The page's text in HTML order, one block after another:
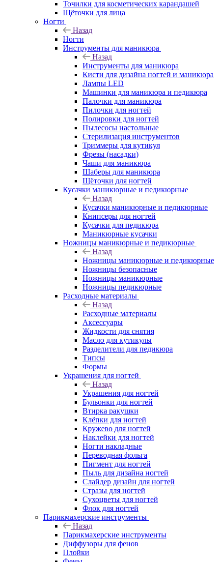
Точилки для косметических карандашей
Щёточки для лица
Ногти
Назад
Ногти
Инструменты для маникюра
Назад
Инструменты для маникюра
Кисти для дизайна ногтей и маникюра
Лампы LED
Машинки для маникюра и педикюра
Палочки для маникюра
Пилочки для ногтей
Полировки для ногтей
Пылесосы настольные
Стерилизация инструментов
Триммеры для кутикул
Фрезы (насадки)
Чаши для маникюра
Шаберы для маникюра
Щёточки для ногтей
Кусачки маникюрные и педикюрные
Назад
Кусачки маникюрные и педикюрные
Книпсеры для ногтей
Кусачки для педикюра
Маникюрные кусачки
Ножницы маникюрные и педикюрные
Назад
Ножницы маникюрные и педикюрные
Ножницы безопасные
Ножницы маникюрные
Ножницы педикюрные
Расходные материалы
Назад
Расходные материалы
Аксессуары
Жидкости для снятия
Масло для кутикулы
Разделители для педикюра
Типсы
Формы
Украшения для ногтей
Назад
Украшения для ногтей
Бульонки для ногтей
Втирка ракушки
Клёпки для ногтей
Кружево для ногтей
Наклейки для ногтей
Ногти накладные
Переводная фольга
Пигмент для ногтей
Пыль для дизайна ногтей
Слайдер дизайн для ногтей
Стразы для ногтей
Сухоцветы для ногтей
Флок для ногтей
Парикмахерские инструменты
Назад
Парикмахерские инструменты
Диффузоры для фенов
Плойки